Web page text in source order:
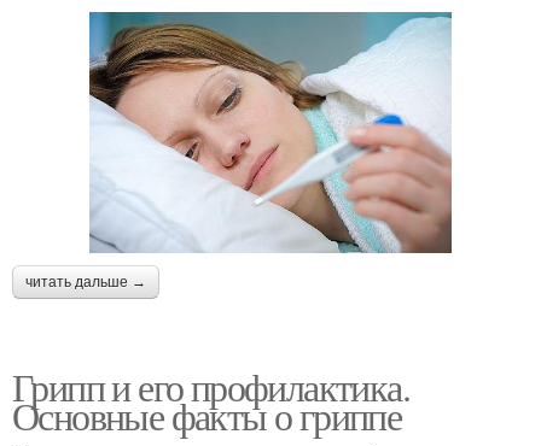
читать дальше →
Грипп и его профилактика.
Основные факты о гриппе